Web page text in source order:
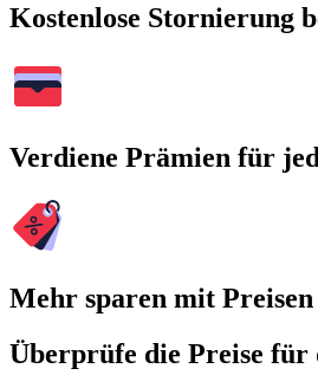
Kostenlose Stornierung
Verdiene Prämien für
Mehr sparen mit
Überprüfe die Preise für